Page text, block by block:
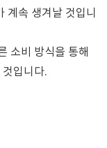
계속 생겨날 것입니
소비 방식을 통해
입니다.